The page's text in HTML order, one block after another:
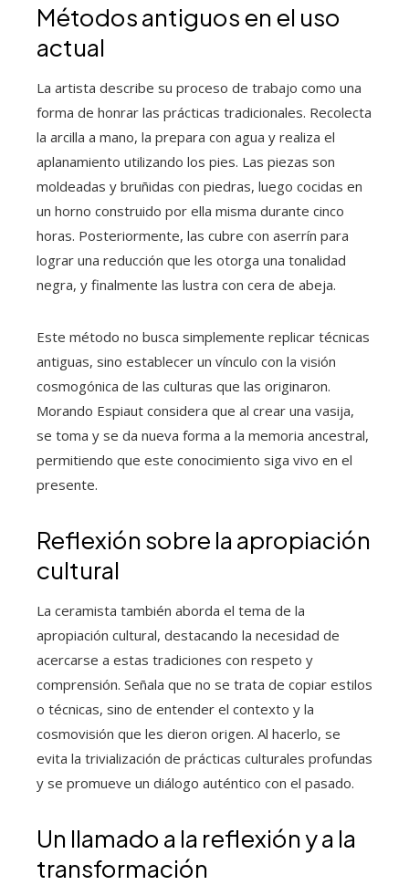
Métodos antiguos en el uso
actual
La artista describe su proceso de trabajo como una
forma de honrar las prácticas tradicionales. Recolecta
la arcilla a mano, la prepara con agua y realiza el
aplanamiento utilizando los pies. Las piezas son
moldeadas y bruñidas con piedras, luego cocidas en
un horno construido por ella misma durante cinco
horas. Posteriormente, las cubre con aserrín para
lograr una reducción que les otorga una tonalidad
negra, y finalmente las lustra con cera de abeja.
Este método no busca simplemente replicar técnicas
antiguas, sino establecer un vínculo con la visión
cosmogónica de las culturas que las originaron.
Morando Espiaut considera que al crear una vasija,
se toma y se da nueva forma a la memoria ancestral,
permitiendo que este conocimiento siga vivo en el
presente.
Reflexión sobre la apropiación
cultural
La ceramista también aborda el tema de la
apropiación cultural, destacando la necesidad de
acercarse a estas tradiciones con respeto y
comprensión. Señala que no se trata de copiar estilos
o técnicas, sino de entender el contexto y la
cosmovisión que les dieron origen. Al hacerlo, se
evita la trivialización de prácticas culturales profundas
y se promueve un diálogo auténtico con el pasado.
Un llamado a la reflexión y a la
transformación